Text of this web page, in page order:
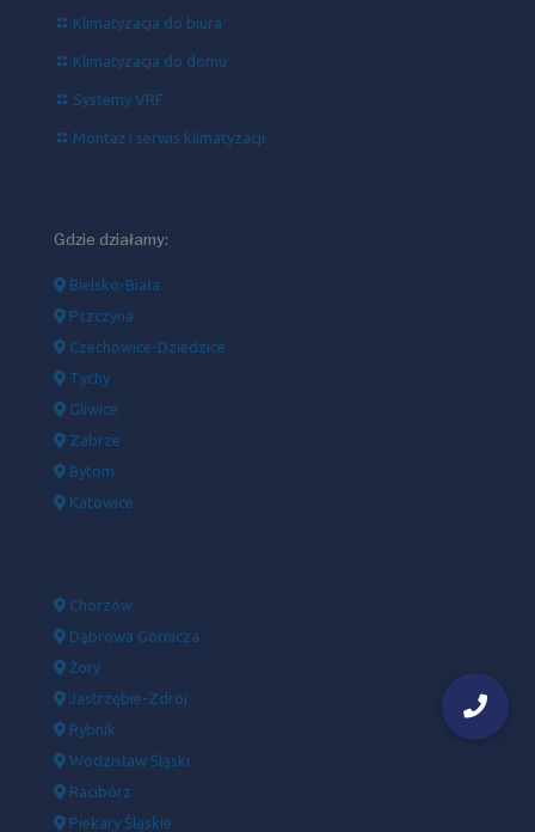
Klimatyzacja do biura
Klimatyzacja do domu
Systemy VRF
Montaż i serwis klimatyzacji
Gdzie działamy:
Bielsko-Biała
Pszczyna
Czechowice-Dziedzice
Tychy
Gliwice
Zabrze
Bytom
Katowice
Chorzów
Dąbrowa Górnicza
Żory
Jastrzębie-Zdrój
Rybnik
Wodzisław Śląski
Racibórz
Piekary Śląskie